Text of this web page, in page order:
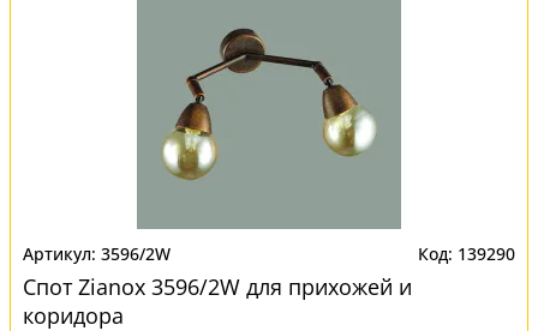
3596/2W 139290
Спот Zianox 3596/2W для прихожей и
коридора